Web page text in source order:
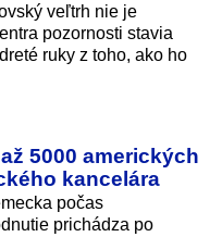
veľtrh nie je
pozornosti stavia
ruky z toho, ako ho
5000 amerických
kancelára
počas
prichádza po